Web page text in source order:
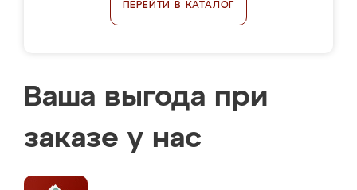
ПЕРЕЙТИ В КАТАЛОГ
Ваша выгода при
заказе у нас